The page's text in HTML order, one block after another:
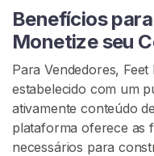
Benefícios
Monetize seu
Para Vendedores,
estabelecido com um
ativamente conteúdo
plataforma oferece as
necessários para
d
e
F
e
t
i
c